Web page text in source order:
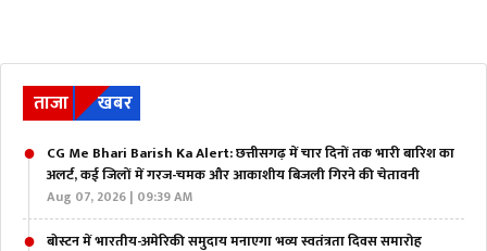
ताजा खबर
CG Me Bhari Barish Ka Alert: छत्तीसगढ़ में चार दिनों तक भारी बारिश का
अलर्ट, कई जिलों में गरज-चमक और आकाशीय बिजली गिरने की चेतावनी
Aug 07, 2026 | 09:39 AM
बोस्टन में भारतीय-अमेरिकी समुदाय मनाएगा भव्य स्वतंत्रता दिवस समारोह